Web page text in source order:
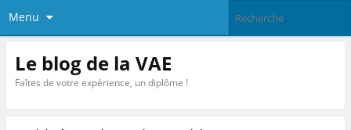
Menu
Le blog de la VAE
Faîtes de votre expérience, un diplôme !